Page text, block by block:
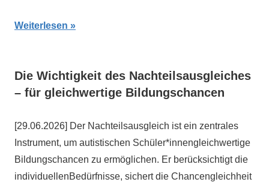
Weiterlesen
Die Wichtigkeit des Nachteilsausgleiches
– für gleichwertige Bildungschancen
[29.06.2026] Der Nachteilsausgleich ist ein zentrales
Instrument, um autistischen Schüler*innengleichwertige
Bildungschancen zu ermöglichen. Er berücksichtigt die
individuellenBedürfnisse, sichert die Chancengleichheit